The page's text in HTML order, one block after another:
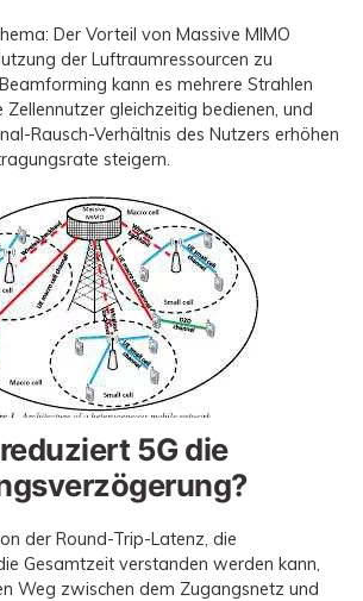
Der Vorteil von Massive MIMO
der Luftraumressourcen zu
kann es mehrere Strahlen
Zellennutzer gleichzeitig bedienen, und
Rausch-Verhältnis des Nutzers erhöhen
steigern.
5G die
der Round-Trip-Latenz, die
Gesamtzeit verstanden werden kann,
Weg zwischen dem Zugangsnetz und